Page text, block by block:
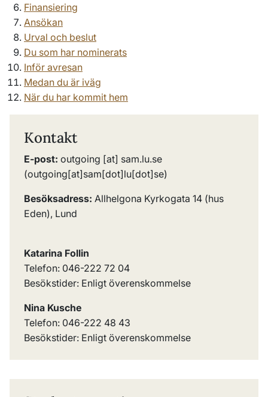
Finansiering
Ansökan
Urval och beslut
Du som har nominerats
Inför avresan
Medan du är iväg
När du har kommit hem
Kontakt
E-post: outgoing [at] sam.lu.se
(outgoing[at]sam[dot]lu[dot]se)
Besöksadress: Allhelgona Kyrkogata 14 (hus
Eden), Lund
Katarina Follin
Telefon: 046-222 72 04
Besökstider: Enligt överenskommelse
Nina Kusche
Telefon: 046-222 48 43
Besökstider: Enligt överenskommelse